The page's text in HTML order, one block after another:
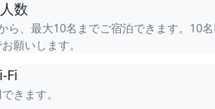
数
ら、最大10名までご宿泊できます。10
願いします。
Fi
きます。